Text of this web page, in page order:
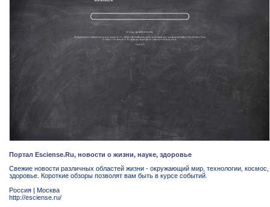
Портал Esciense.Ru, новости о жизни, науке, здоровье
Свежие новости различных областей жизни - окружающий мир, технологии, космос,
здоровье. Короткие обзоры позволят вам быть в курсе событий.
Россия | Москва
http://esciense.ru/